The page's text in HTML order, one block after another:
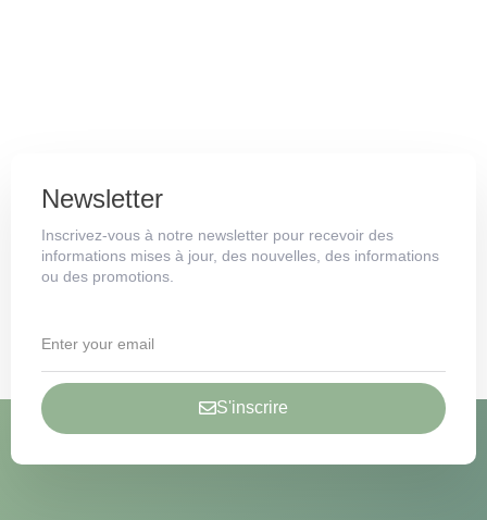
Newsletter
Inscrivez-vous à notre newsletter pour recevoir des
informations mises à jour, des nouvelles, des informations
ou des promotions.
S'inscrire